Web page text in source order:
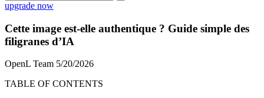
upgrade now
Cette image est-elle authentique ? Guide simple des
filigranes d’IA
OpenL Team 5/20/2026
TABLE OF CONTENTS